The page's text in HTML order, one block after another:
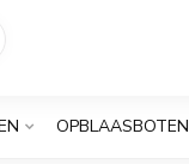
OPBLAASBOTEN